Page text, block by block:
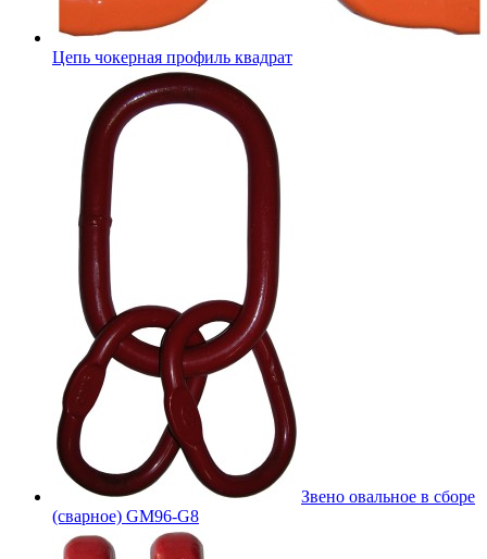
Цепь чокерная профиль квадрат
Звено овальное в сборе
(сварное) GM96-G8